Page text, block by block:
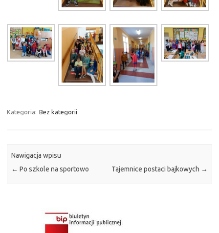
Kategoria: Bez kategorii
Nawigacja wpisu
← Po szkole na sportowo Tajemnice postaci bajkowych →